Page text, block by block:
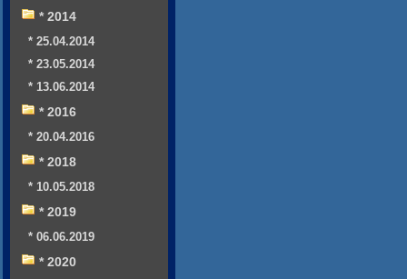
* 2014
* 25.04.2014
* 23.05.2014
* 13.06.2014
* 2016
* 20.04.2016
* 2018
* 10.05.2018
* 2019
* 06.06.2019
* 2020